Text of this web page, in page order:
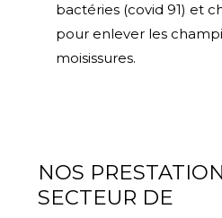
bactéries (covid 91) et
pour enlever les
moisissures.
NOS
SECTEUR DE